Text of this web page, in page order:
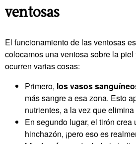
ventosas
El funcionamiento de las ventosas
colocamos una ventosa sobre la
ocurren varias cosas:
Primero, los vasos
más sangre a esa zona. Esto
nutrientes, a la vez que
En segundo lugar, el tirón crea
hinchazón, ¡pero eso es